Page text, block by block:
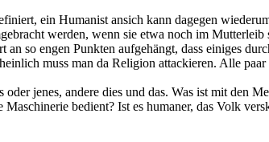
ein Humanist ansich kann dagegen
werden, wenn sie etwa noch im
so engen Punkten aufgehängt, dass einiges
muss man da Religion attackieren. Alle
jenes, andere dies und das. Was ist mit den
bedient? Ist es humaner, das Volk